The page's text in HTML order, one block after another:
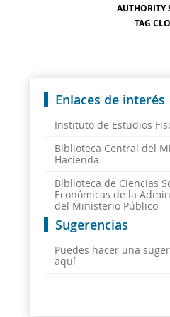
AUTHORITY
TAG
Enlaces de interés
Instituto de Estudios
Biblioteca Central del
Hacienda
Biblioteca de Ciencias
Económicas de la
del Ministerio Público
Sugerencias
Puedes hacer una
aquí